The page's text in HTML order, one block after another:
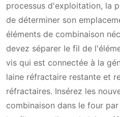
processus d'exploitation, la
de déterminer son
éléments de combinaison
devez séparer le fil de
vis qui est connectée à la
laine réfractaire restante et
réfractaires. Insérez les
combinaison dans le four